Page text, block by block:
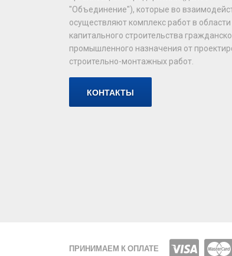
"Объединение"), которые во
осуществляют комплекс работ в области
капитального строительства
промышленного назначения от
строительно-монтажных работ.
КОНТАКТЫ
ПРИНИМАЕМ К ОПЛАТЕ